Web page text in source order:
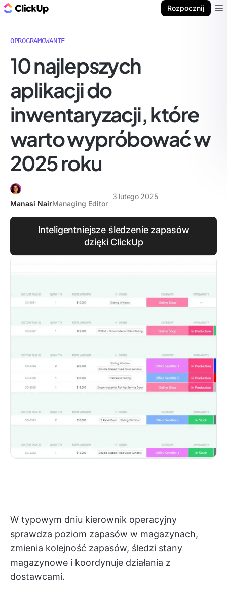
Rozpocznij
OPROGRAMOWANIE
10 najlepszych
aplikacji do
inwentaryzacji, które
warto wypróbować w
2025 roku
Manasi NairManaging Editor
3 lutego 2025
Inteligentniejsze śledzenie zapasów
dzięki ClickUp
W typowym dniu kierownik operacyjny
sprawdza poziom zapasów w magazynach,
zmienia kolejność zapasów, śledzi stany
magazynowe i koordynuje działania z
dostawcami.